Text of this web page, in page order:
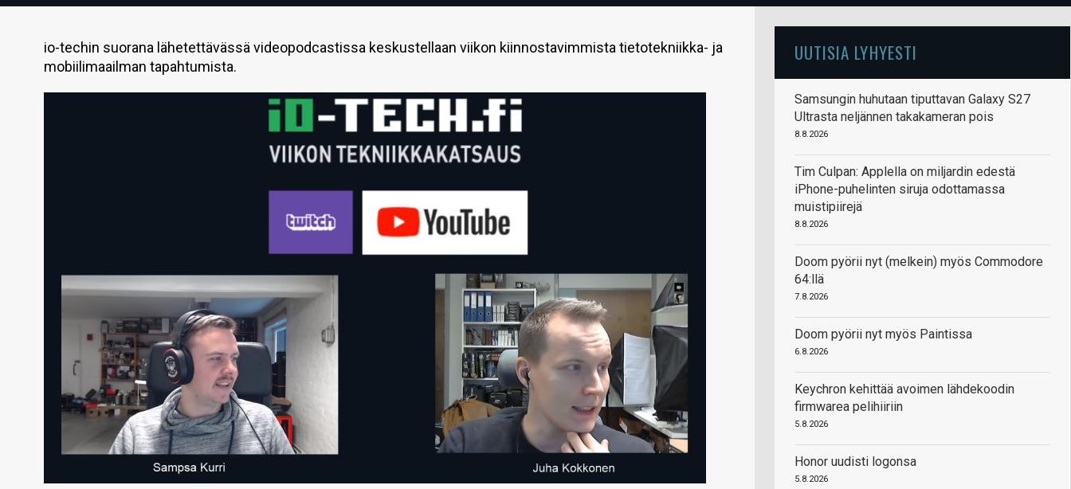
io-techin suorana lähetettävässä videopodcastissa keskustellaan viikon kiinnostavimmista tietotekniikka- ja
mobiilimaailman tapahtumista.
UUTISIA LYHYESTI
Samsungin huhutaan tiputtavan Galaxy S27
Ultrasta neljännen takakameran pois
8.8.2026
Tim Culpan: Applella on miljardin edestä
iPhone-puhelinten siruja odottamassa
muistipiirejä
8.8.2026
Doom pyörii nyt (melkein) myös Commodore
64:llä
7.8.2026
Doom pyörii nyt myös Paintissa
6.8.2026
Keychron kehittää avoimen lähdekoodin
firmwarea pelihiiriin
5.8.2026
Honor uudisti logonsa
5.8.2026